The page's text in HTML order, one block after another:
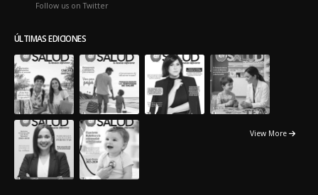
Follow us on Twitter
ÚLTIMAS EDICIONES
View More